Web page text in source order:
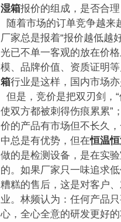
湿箱报价的组成，是否合
随着市场的订单竞争越来
厂家总是报着“报价越低越
光已不单一客观的放在价
模、品牌价值、资质证明
箱行业是这样，国内市场
但是，竞价是把双刃剑，
使双方都被刺得伤痕累累”
价的产品有市场但不长久
中总是有优势，但在恒温
做的是检测设备，是在实
的。如果厂家只一味追求
糟糕的售后，这是对客户
业。林频认为：任何产品
心，全心全意的研发更好